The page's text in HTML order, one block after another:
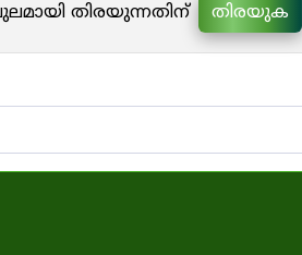
തിരയുന്നതിന് തിരയുക